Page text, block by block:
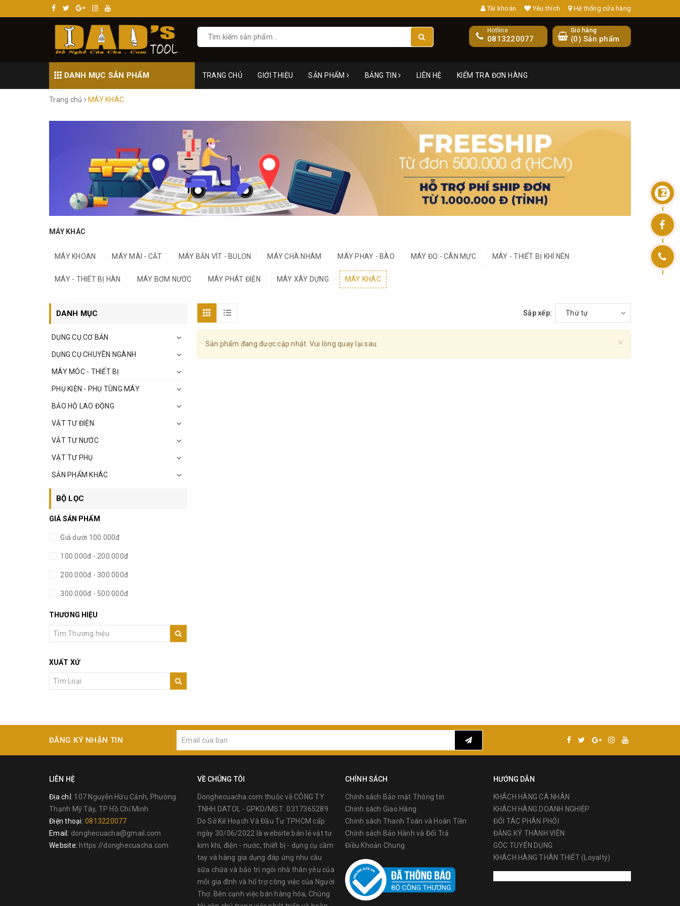
Tài khoản Yêu thích Hệ thống cửa hàng
Giỏ hàng
(0) Sản phẩm
Hotline
0813220077
DANH MỤC SẢN PHẨM TRANG CHỦ GIỚI THIỆU SẢN PHẨM BẢNG TIN LIÊN HỆ KIỂM TRA ĐƠN HÀNG
Trang chủ MÁY KHÁC
MÁY KHÁC
MÁY KHOAN MÁY MÀI - CẮT MÁY BẮN VÍT - BULON MÁY CHÀ NHÁM MÁY PHAY - BÀO MÁY ĐO - CÂN MỰC MÁY - THIẾT BỊ KHÍ NÉN
MÁY - THIẾT BỊ HÀN MÁY BƠM NƯỚC MÁY PHÁT ĐIỆN MÁY XÂY DỰNG MÁY KHÁC
DANH MỤC
DỤNG CỤ CƠ BẢN
DỤNG CỤ CHUYÊN NGÀNH
MÁY MÓC - THIẾT BỊ
PHỤ KIỆN - PHỤ TÙNG MÁY
BẢO HỘ LAO ĐỘNG
VẬT TƯ ĐIỆN
VẬT TƯ NƯỚC
VẬT TƯ PHỤ
SẢN PHẨM KHÁC
BỘ LỌC
GIÁ SẢN PHẨM
Giá dưới 100.000đ
100.000đ - 200.000đ
200.000đ - 300.000đ
300.000đ - 500.000đ
500.000đ - 1.000.000đ
Giá trên 1.000.000đ
THƯƠNG HIỆU
XUẤT XỨ
Sắp xếp: Thứ tự
×
Sản phẩm đang được cập nhật. Vui lòng quay lại sau.
ĐĂNG KÝ NHẬN TIN
LIÊN HỆ
Địa chỉ: 107 Nguyễn Hữu Cảnh, Phường
Thạnh Mỹ Tây, TP Hồ Chí Minh
Điện thoại: 0813220077
Email: donghecuacha@gmail.com
Website: https://donghecuacha.com
VỀ CHÚNG TÔI
Donghecuacha.com thuộc về CÔNG TY
TNHH DATOL - GPKD/MST: 0317365289
Do Sở Kế Hoạch Và Đầu Tư TPHCM cấp
ngày 30/06/2022 là website bán lẻ vật tư
kim khí, điện - nước, thiết bị - dụng cụ cầm
tay và hàng gia dụng đáp ứng nhu cầu
sữa chữa và bảo trì ngôi nhà thân yêu của
mỗi gia đình và hổ trợ công việc của Người
Thợ. Bên cạnh việc bán hàng hóa, Chúng
CHÍNH SÁCH
Chính sách Bảo mật Thông tin
Chính sách Giao Hàng
Chính sách Thanh Toán và Hoàn Tiền
Chính sách Bảo Hành và Đổi Trả
Điều Khoản Chung
HƯỚNG DẪN
KHÁCH HÀNG CÁ NHÂN
KHÁCH HÀNG DOANH NGHIỆP
ĐỐI TÁC PHÂN PHỐI
ĐĂNG KÝ THÀNH VIÊN
GÓC TUYỂN DỤNG
KHÁCH HÀNG THÂN THIẾT (Loyalty)